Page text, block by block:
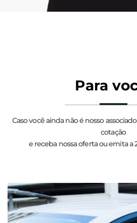
Para
Caso você ainda não é nosso
cotação
e receba nossa oferta ou emita a